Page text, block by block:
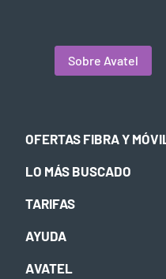
Sobre Avatel
OFERTAS FIBRA Y MÓVIL
LO MÁS BUSCADO
TARIFAS
AYUDA
AVATEL